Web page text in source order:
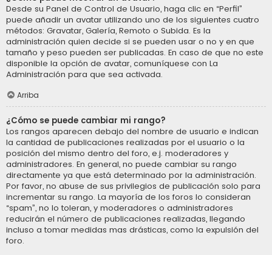
Desde su Panel de Control de Usuario, haga clic en “Perfil”
puede añadir un avatar utilizando uno de los siguientes cuatro
métodos: Gravatar, Galería, Remoto o Subida. Es la
administración quien decide si se pueden usar o no y en que
tamaño y peso pueden ser publicadas. En caso de que no este
disponible la opción de avatar, comuníquese con La
Administración para que sea activada.
Arriba
¿Cómo se puede cambiar mi rango?
Los rangos aparecen debajo del nombre de usuario e indican
la cantidad de publicaciones realizadas por el usuario o la
posición del mismo dentro del foro, e.j. moderadores y
administradores. En general, no puede cambiar su rango
directamente ya que está determinado por la administración.
Por favor, no abuse de sus privilegios de publicación solo para
incrementar su rango. La mayoría de los foros lo consideran
“spam”, no lo toleran, y moderadores o administradores
reducirán el número de publicaciones realizadas, llegando
incluso a tomar medidas mas drásticas, como la expulsión del
foro.